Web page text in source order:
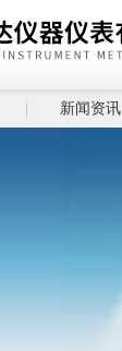
新闻资讯